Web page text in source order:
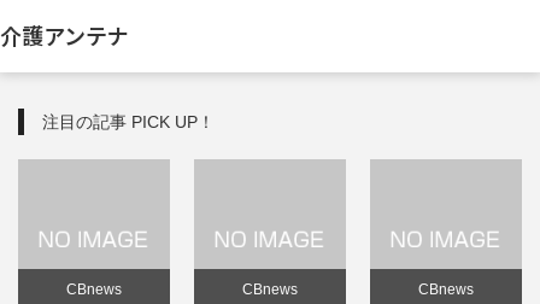
介護アンテナ
注目の記事 PICK UP！
CBnews CBnews CBnews